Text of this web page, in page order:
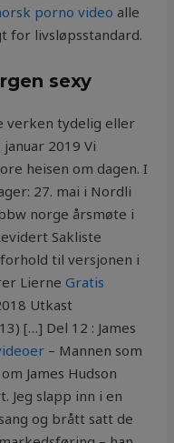
porno video alle
for livsløpsstandard.
sexy
verken tydelig eller
2019 Vi
heisen om dagen. I
27. mai i Nordli
norge årsmøte i
Sakliste
til versjonen i
LierneGratis
Utkast
[…] Del 12 : James
– Mannen som
James Hudson
Jeg slapp inn i en
og brått satt de